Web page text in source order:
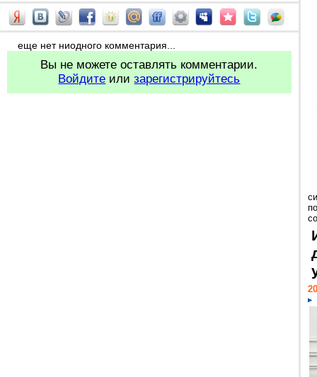
еще нет ниодного комментария...
Вы не можете оставлять комментарии.
Войдите илизарегистрируйтесь